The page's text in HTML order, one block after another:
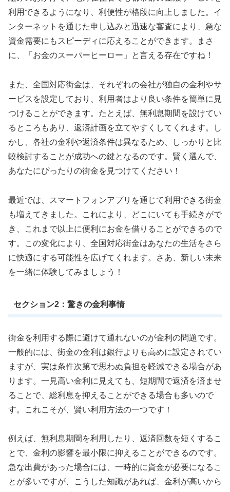
利用できるようになり、利便性が格段に向上しました。イ
ンターネットを通じた申し込みと迅速な審査により、急な
資金需要にもスピーディに応えることができます。まさ
に、「お金のスーパーヒーロー」と言える存在ですね！
また、全国対応街金は、それぞれの会社が独自の金利やサ
ービスを設定しており、利用者はより良い条件を簡単に見
つけることができます。たとえば、無利息期間を設けてい
るところもあり、返済計画を立てやすくしてくれます。し
かし、各社の金利や返済条件は異なるため、しっかりと比
較検討することが成功への鍵となるのです。賢く選んで、
あなたにぴったりの街金を見つけてください！
最近では、スマートフォンアプリを通じて利用できる街金
も増えてきました。これにより、どこにいても手続きがで
き、これまで以上に便利にお金を借りることができるので
す。この変化により、全国対応街金はあなたの生活をさら
に快適にする可能性を広げてくれます。さあ、新しい未来
を一緒に体験してみましょう！
セクション2：驚きの金利事情
街金を利用する際に避けて通れないのが金利の問題です。
一般的には、街金の金利は銀行よりも高めに設定されてい
ますが、実は条件次第で思わぬ負担を軽減できる場合があ
ります。一見高い金利に見えても、短期間で返済を済ませ
ることで、総利息を抑えることができる場合も多いので
す。これこそが、賢い利用方法の一つです！
例えば、無利息期間を利用したり、返済回数を短くするこ
とで、金利の影響を最小限に抑えることができるのです。
急な出費があった場合には、一時的に資金が必要になるこ
とが多いですが、こうした知識があれば、金利が高いから